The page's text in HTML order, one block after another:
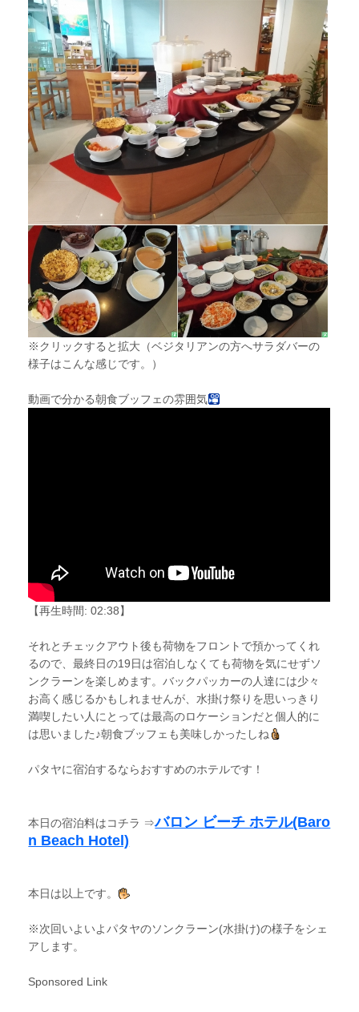
※クリックすると拡大（ベジタリアンの方へサラダバーの
様子はこんな感じです。）
動画で分かる朝食ブッフェの雰囲気
【再生時間: 02:38】
それとチェックアウト後も荷物をフロントで預かってくれ
るので、最終日の19日は宿泊しなくても荷物を気にせずソ
ンクラーンを楽しめます。バックパッカーの人達には少々
お高く感じるかもしれませんが、水掛け祭りを思いっきり
満喫したい人にとっては最高のロケーションだと個人的に
は思いました♪朝食ブッフェも美味しかったしね
パタヤに宿泊するならおすすめのホテルです！
本日の宿泊料はコチラ ⇒バロン ビーチ ホテル(Baro
n Beach Hotel)
本日は以上です。
※次回いよいよパタヤのソンクラーン(水掛け)の様子をシェ
アします。
Sponsored Link